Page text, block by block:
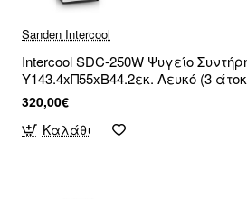
Sanden Intercool
Intercool SDC-250W Ψυγείο
Υ143.4xΠ55xΒ44.2εκ. Λευκό (3
320,00€
Καλάθι